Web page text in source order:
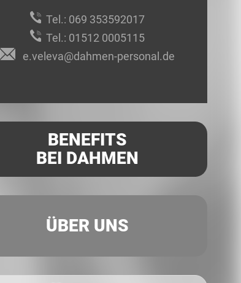
Tel.: 069 353592017
Tel.: 01512 0005115
e.veleva@dahmen-personal.de
BENEFITS
BEI DAHMEN
ÜBER UNS